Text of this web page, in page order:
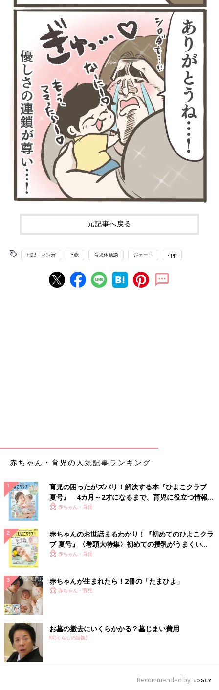
元記事へ戻る
日記・マンガ 3歳 育児体験談 ジェーコ app
赤ちゃん・育児の人気記事ランキング
育児の困ったがズバリ！解決する本『ひよこクラブ
夏号』 4カ月～2才になるまで、育児に役立つ情報が
いっぱい！
赤ちゃん・育児
赤ちゃんのお世話まるわかり！『初めてのひよこクラ
ブ 夏号』〈巻頭大特集〉初めての授乳がうまくい
く！ おっぱい・ミルクの基本と夏のトラブル 解決テ
赤ちゃん・育児
赤ちゃんが生まれたら！2冊の「たまひよ」
赤ちゃん・育児
お墓の撤去にいくらかかる？墓じまい費用
PR(くらしの話題)
Recommended by